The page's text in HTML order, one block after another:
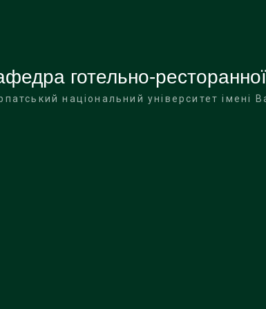
готельно-
національний університет імені